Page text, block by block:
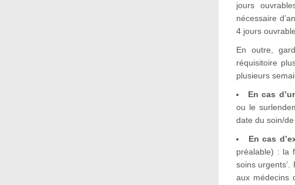
jours
nécessaire
4 jours
En outre,
réquisitoire
plusieurs
En cas
ou le
date du soin/de
En cas
préalable) : la
soins
aux médecins